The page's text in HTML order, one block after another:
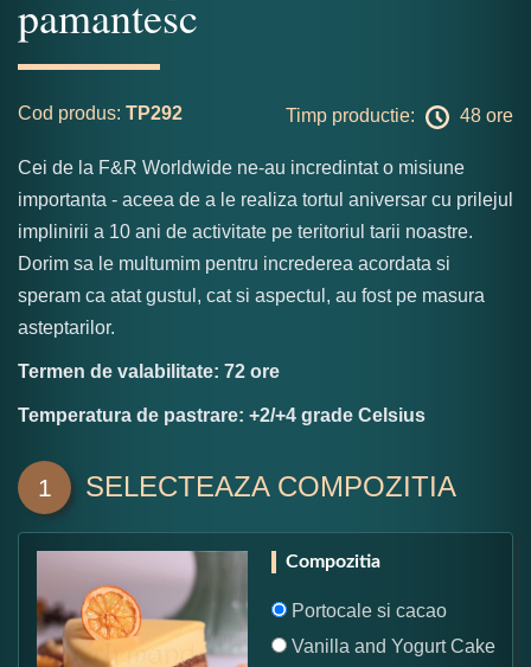
pamantesc
Cod produs: TP292 Timp productie: 48 ore
Cei de la F&R Worldwide ne-au incredintat o misiune
importanta - aceea de a le realiza tortul aniversar cu prilejul
implinirii a 10 ani de activitate pe teritoriul tarii noastre.
Dorim sa le multumim pentru increderea acordata si
speram ca atat gustul, cat si aspectul, au fost pe masura
asteptarilor.
Termen de valabilitate: 72 ore
Temperatura de pastrare: +2/+4 grade Celsius
1 SELECTEAZA COMPOZITIA
Compozitia
Portocale si cacao
Vanilla and Yogurt Cake